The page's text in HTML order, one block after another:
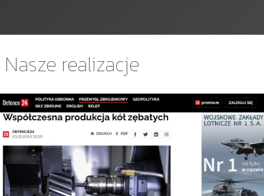
Nasze realizacje